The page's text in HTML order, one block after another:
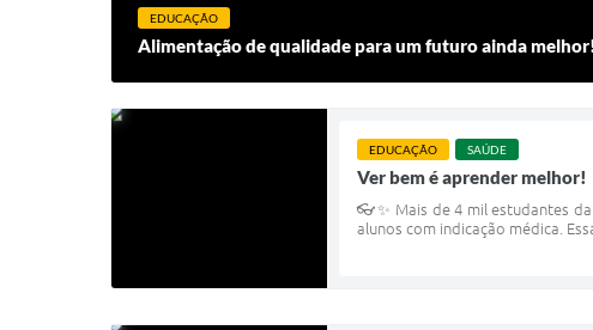
EDUCAÇÃO
Alimentação de qualidade para um futuro ainda melhor!
EDUCAÇÃO SAÚDE
Ver bem é aprender melhor!
👓✨ Mais de 4 mil estudantes
alunos com indicação médica.